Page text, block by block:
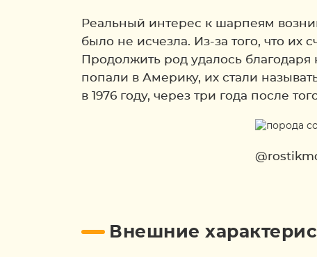
Реальный интерес к шарпеям
было не исчезла. Из-за того, что их
Продолжить род удалось
попали в Америку, их стали
в 1976 году, через три года после
Внешние